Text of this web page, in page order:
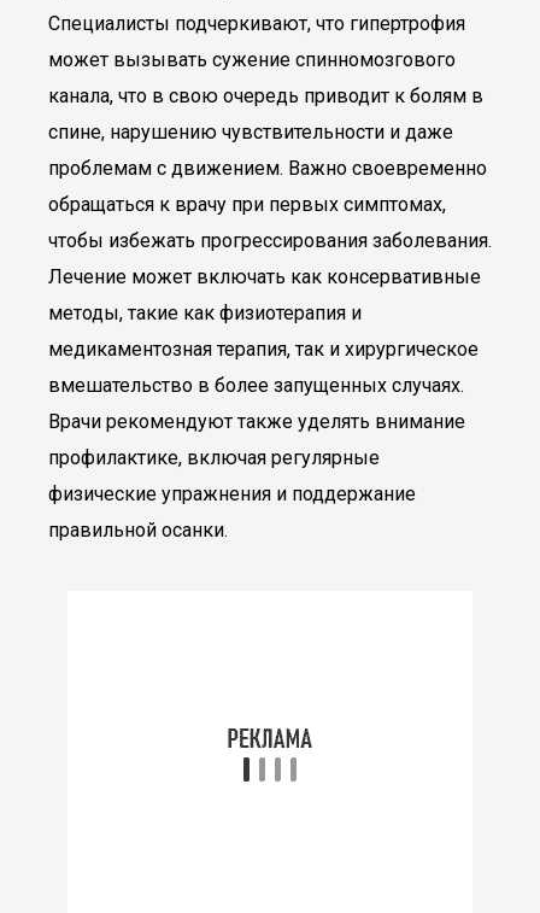
Специалисты подчеркивают, что гипертрофия
может вызывать сужение спинномозгового
канала, что в свою очередь приводит к болям в
спине, нарушению чувствительности и даже
проблемам с движением. Важно своевременно
обращаться к врачу при первых симптомах,
чтобы избежать прогрессирования заболевания.
Лечение может включать как консервативные
методы, такие как физиотерапия и
медикаментозная терапия, так и хирургическое
вмешательство в более запущенных случаях.
Врачи рекомендуют также уделять внимание
профилактике, включая регулярные
физические упражнения и поддержание
правильной осанки.